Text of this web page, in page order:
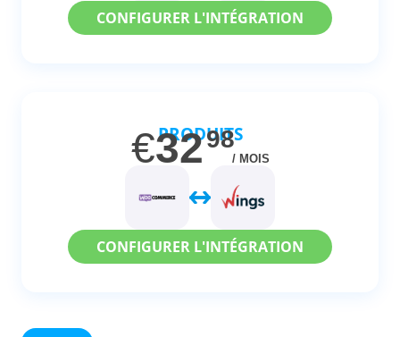
CONFIGURER L'INTÉGRATION
PRODUITS
€3298
/ MOIS
CONFIGURER L'INTÉGRATION